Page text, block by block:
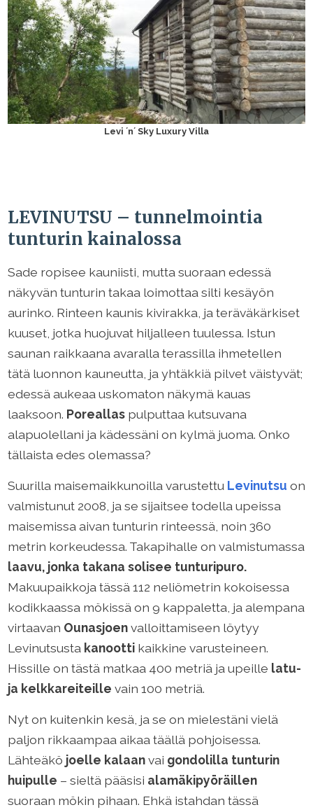
Levi ´n´ Sky Luxury Villa
LEVINUTSU – tunnelmointia
tunturin kainalossa
Sade ropisee kauniisti, mutta suoraan edessä
näkyvän tunturin takaa loimottaa silti kesäyön
aurinko. Rinteen kaunis kivirakka, ja teräväkärkiset
kuuset, jotka huojuvat hiljalleen tuulessa. Istun
saunan raikkaana avaralla terassilla ihmetellen
tätä luonnon kauneutta, ja yhtäkkiä pilvet väistyvät;
edessä aukeaa uskomaton näkymä kauas
laaksoon. Poreallas pulputtaa kutsuvana
alapuolellani ja kädessäni on kylmä juoma. Onko
tällaista edes olemassa?
Suurilla maisemaikkunoilla varustettu Levinutsu on
valmistunut 2008, ja se sijaitsee todella upeissa
maisemissa aivan tunturin rinteessä, noin 360
metrin korkeudessa. Takapihalle on valmistumassa
laavu, jonka takana solisee tunturipuro.
Makuupaikkoja tässä 112 neliömetrin kokoisessa
kodikkaassa mökissä on 9 kappaletta, ja alempana
virtaavan Ounasjoenvalloittamiseen löytyy
Levinutsusta kanootti kaikkine varusteineen.
Hissille on tästä matkaa 400 metriä ja upeille latu-
ja kelkkareiteille vain 100 metriä.
Nyt on kuitenkin kesä, ja se on mielestäni vielä
paljon rikkaampaa aikaa täällä pohjoisessa.
Lähteäkö joelle kalaanvai gondolilla tunturin
huipulle – sieltä pääsisi alamäkipyöräillen
suoraan mökin pihaan. Ehkä istahdan tässä